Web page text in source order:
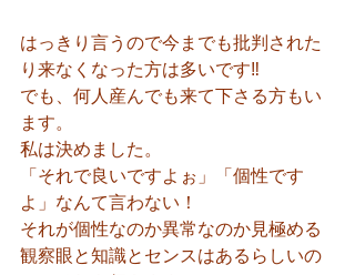
はっきり言うので今までも批判された
り来なくなった方は多いです‼️
でも、何人産んでも来て下さる方もい
ます。
私は決めました。
「それで良いですよぉ」「個性です
よ」なんて言わない！
それが個性なのか異常なのか見極める
観察眼と知識とセンスはあるらしいの